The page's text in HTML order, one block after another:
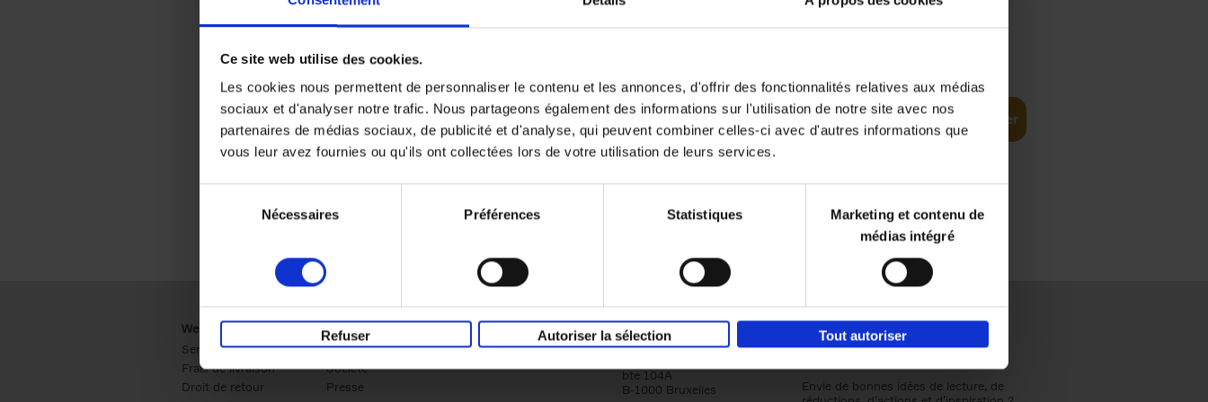
Ce site web utilise des cookies.
Les cookies nous permettent de personnaliser le contenu et les annonces, d'offrir des fonctionnalités relatives aux médias
sociaux et d'analyser notre trafic. Nous partageons également des informations sur l'utilisation de notre site avec nos
partenaires de médias sociaux, de publicité et d'analyse, qui peuvent combiner celles-ci avec d'autres informations que
vous leur avez fournies ou qu'ils ont collectées lors de votre utilisation de leurs services.
Nécessaires Préférences Statistiques
Marketing et contenu de
médias intégré
Refuser Autoriser la sélection Tout autoriser
Planning to Promoting
Clo Willaerts
Couverture souple
352 Ajouter au panier
Webshop
Service clients
Frais de livraison
Droit de retour
Business
Ventes
Société
Presse
Société
Qui sommes-nous?
Éditions Racine
Tour & Taxis
bte 104A
B-1000 Bruxelles
Envie de bonnes idées de lecture, de